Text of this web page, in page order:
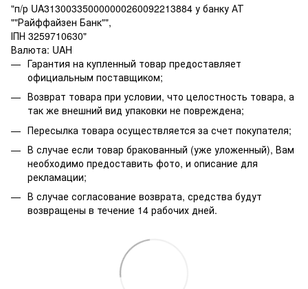
"п/р UA313003350000000260092213884 у банку АТ
""Райффайзен Банк"",
ІПН 3259710630"
Валюта: UAH
Гарантия на купленный товар предоставляет
официальным поставщиком;
Возврат товара при условии, что целостность товара, а
так же внешний вид упаковки не повреждена;
Пересылка товара осуществляется за счет покупателя;
В случае если товар бракованный (уже уложенный), Вам
необходимо предоставить фото, и описание для
рекламации;
В случае согласование возврата, средства будут
возвращены в течение 14 рабочих дней.